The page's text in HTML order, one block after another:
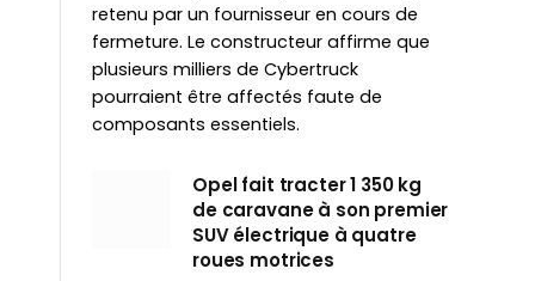
retenu par un fournisseur en cours de
fermeture. Le constructeur affirme que
plusieurs milliers de Cybertruck
pourraient être affectés faute de
composants essentiels.
Opel fait tracter 1 350 kg
de caravane à son premier
SUV électrique à quatre
roues motrices